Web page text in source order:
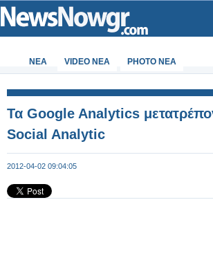
ΝΕΑ VIDEO NEA PHOTO NEA
Τα Google Analytics
Social Analytic
2012-04-02 09:04:05